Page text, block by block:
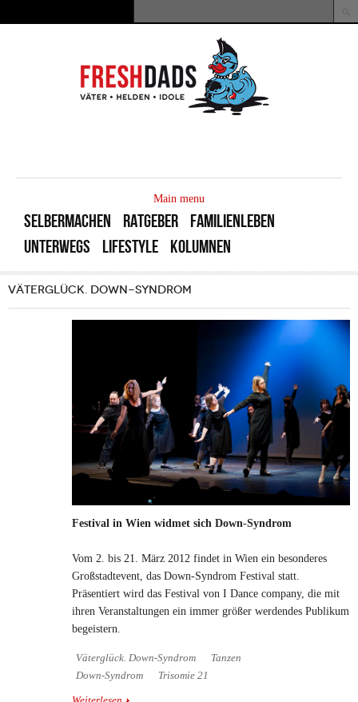
Suchformular
Main menu
SELBERMACHEN RATGEBER
FAMILIENLEBEN
UNTERWEGS
LIFESTYLE KOLUMNEN
VÄTERGLÜCK. DOWN-SYNDROM
Festival in Wien widmet sich Down-Syndrom
Vom 2. bis 21. März 2012 findet in Wien ein besonderes
Großstadtevent, das Down-Syndrom Festival statt.
Präsentiert wird das Festival von I Dance company, die mit
ihren Veranstaltungen ein immer größer werdendes Publikum
begeistern.
Väterglück. Down-Syndrom
Tanzen
Down-Syndrom
Trisomie 21